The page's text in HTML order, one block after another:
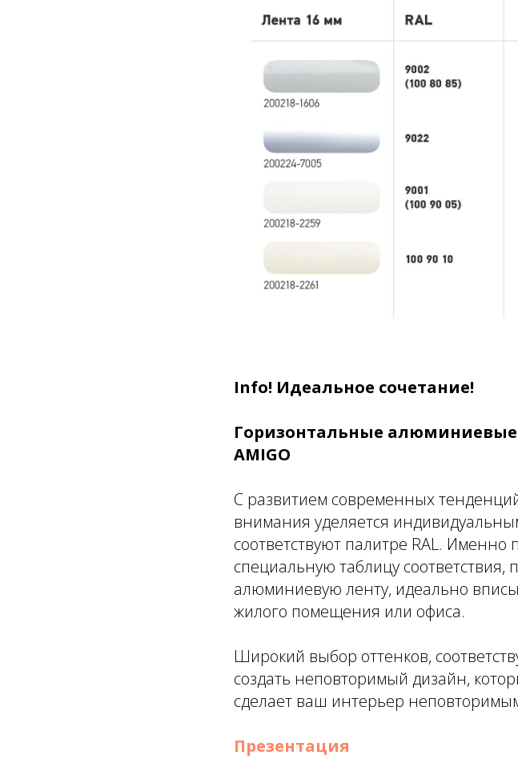
Info! Идеальное сочетание!
Горизонтальные алюминиевые
AMIGO
С развитием современных
внимания уделяется
соответствуют палитре RAL. Именно
специальную таблицу
алюминиевую ленту, идеально
жилого помещения или офиса.
Широкий выбор оттенков,
создать неповторимый дизайн,
сделает ваш интерьер
Презентация